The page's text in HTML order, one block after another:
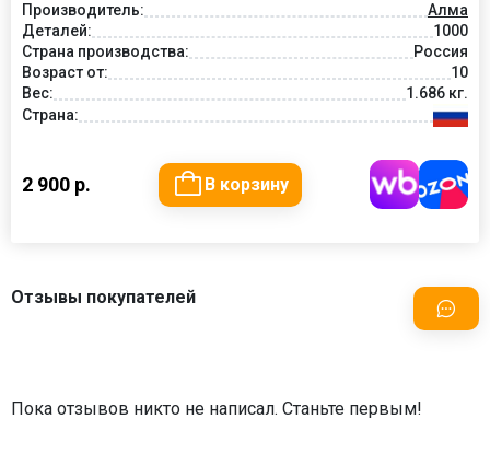
Производитель:
Алма
Деталей:
1000
Страна производства:
Россия
Возраст от:
10
Вес:
1.686 кг.
Страна:
2 900 р. В корзину
Отзывы покупателей
Пока отзывов никто не написал. Станьте первым!